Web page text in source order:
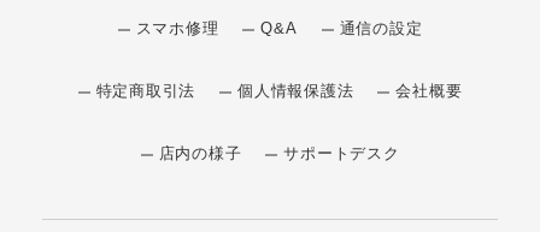
スマホ修理 Q&A 通信の設定
特定商取引法 個人情報保護法 会社概要
店内の様子 サポートデスク